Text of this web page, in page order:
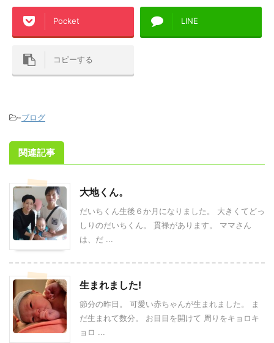
Pocket LINE
コピーする
-ブログ
関連記事
大地くん。
だいちくん生後６か月になりました。 大きくてどっ
しりのだいちくん。 貫禄があります。 ママさん
は、だ ...
生まれました!
節分の昨日。 可愛い赤ちゃんが生まれました。 ま
だ生まれて数分。 お目目を開けて 周りをキョロキ
ョロ ...